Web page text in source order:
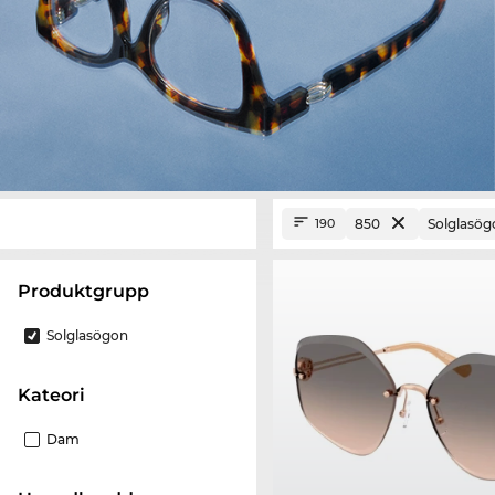
Produktgrupp
Solglasögon
Kateori
Dam
190 850